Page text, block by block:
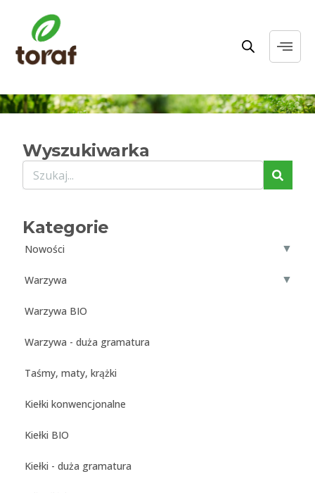
Wyszukiwarka
Kategorie
Nowości ▼
Warzywa ▼
Warzywa BIO
Warzywa - duża gramatura
Taśmy, maty, krążki
Kiełki konwencjonalne
Kiełki BIO
Kiełki - duża gramatura